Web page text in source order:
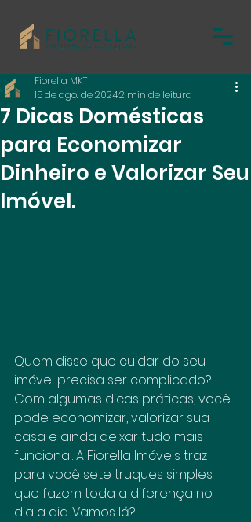
7 Dicas Domésticas
para Economizar
Dinheiro e Valorizar Seu
Imóvel.
Fiorella MKT
15 de ago. de 20242 min de leitura
Quem disse que cuidar do seu
imóvel precisa ser complicado?
Com algumas dicas práticas, você
pode economizar, valorizar sua
casa e ainda deixar tudo mais
funcional. A Fiorella Imóveis traz
para você sete truques simples
que fazem toda a diferença no
dia a dia. Vamos lá?